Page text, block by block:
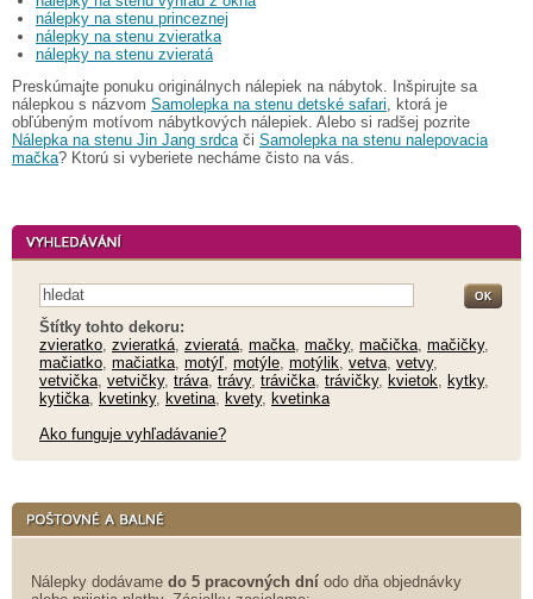
nálepky na stenu princeznej
nálepky na stenu zvieratka
nálepky na stenu zvieratá
Preskúmajte ponuku originálnych nálepiek na nábytok. Inšpirujte sa
nálepkou s názvom Samolepka na stenu detské safari , ktorá je
obľúbeným motívom nábytkových nálepiek. Alebo si radšej pozrite
Nálepka na stenu Jin Jang srdca či Samolepka na stenu nalepovacia
mačka? Ktorú si vyberiete necháme čisto na vás.
Štítky tohto dekoru:
zvieratko zvieratká zvieratá mačka mačky, mačička mačičky,
mačiatko mačiatka motýľ motýle motýlik vetva vetvy,
vetvička vetvičky, tráva trávy, trávička trávičky, kvietok kytky,
kytička
kvetinky, kvetina kvety, kvetinka
Ako funguje vyhľadávanie?
Nálepky dodávame do 5 pracovných dní odo dňa objednávky